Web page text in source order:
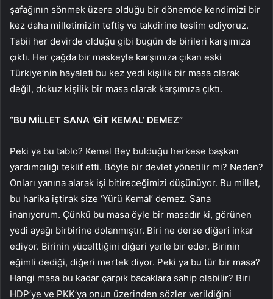
şafağının sönmek üzere olduğu bir dönemde kendimizi bir
kez daha milletimizin teftiş ve takdirine teslim ediyoruz.
Tabii her devirde olduğu gibi bugün de birileri karşımıza
çıktı. Her çağda bir maskeyle karşımıza çıkan eski
Türkiye’nin hayaleti bu kez yedi kişilik bir masa olarak
değil, dokuz kişilik bir masa olarak karşımıza çıktı.
“BU MİLLET SANA ‘GİT KEMAL’ DEMEZ”
Peki ya bu tablo? Kemal Bey bulduğu herkese başkan
yardımcılığı teklif etti. Böyle bir devlet yönetilir mi? Neden?
Onları yanına alarak işi bitireceğimizi düşünüyor. Bu millet,
bu harika iştirak size ‘Yürü Kemal’ demez. Sana
inanıyorum. Çünkü bu masa öyle bir masadır ki, görünen
yedi ayağı birbirine dolanmıştır. Biri ne derse diğeri inkar
ediyor. Birinin yücelttiğini diğeri yerle bir eder. Birinin
eğimli dediği, diğeri mertek diyor. Peki ya bu tür bir masa?
Hangi masa bu kadar çarpık bacaklara sahip olabilir? Biri
HDP’ye ve PKK’ya onun üzerinden sözler verildiğini